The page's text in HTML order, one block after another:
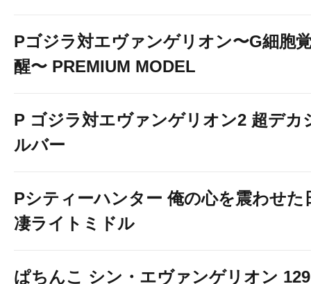
Pゴジラ対エヴァンゲリオン〜G細胞
醒〜 PREMIUM MODEL
P ゴジラ対エヴァンゲリオン2 超デカ
ルバー
Pシティーハンター 俺の心を震わせた
凄ライトミドル
ぱちんこ シン・エヴァンゲリオン 129